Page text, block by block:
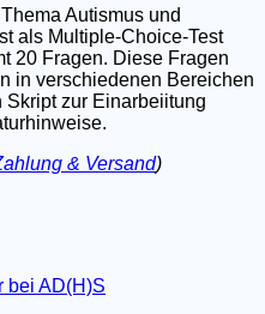
Autismus und
als Multiple-Choice-Test
20 Fragen. Diese Fragen
in verschiedenen Bereichen
zur Einarbeiitung
& Versand)
bei AD(H)S